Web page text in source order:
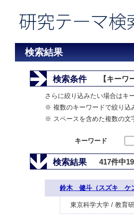
検索結果
検索条件 【キーワ
さらに絞り込みたい場合はキ
※ 複数のキーワードで絞り込
※ スペースを含めた複数の文
キーワード
検索結果 417件中
鈴木 健斗（スズキ ケ
東京科学大学 / 教育